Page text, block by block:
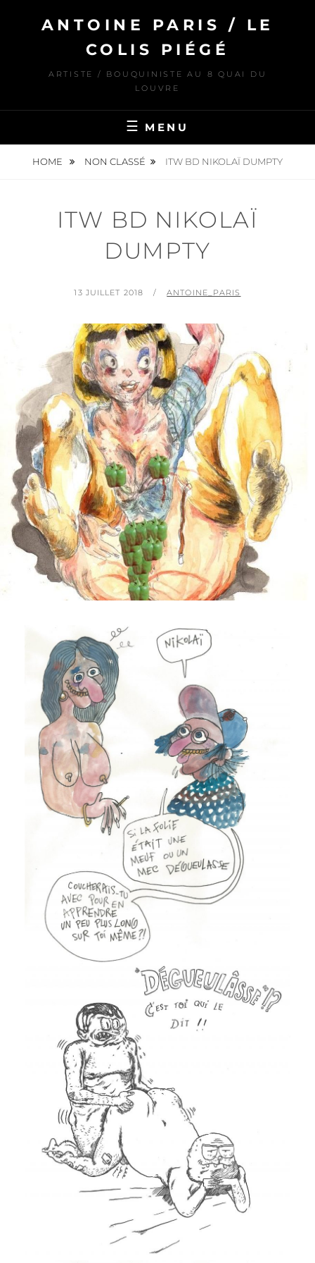
ANTOINE PARIS / LE
COLIS PIÉGÉ
ARTISTE / BOUQUINISTE AU 8 QUAI DU
LOUVRE
MENU
HOME NON CLASSÉ ITW BD NIKOLAÏ DUMPTY
ITW BD NIKOLAÏ
DUMPTY
POSTED
13 JUILLET 2018 BY
ANTOINE_PARIS